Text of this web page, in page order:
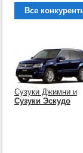
Все
Сузуки Джимни и
Сузуки Эскудо